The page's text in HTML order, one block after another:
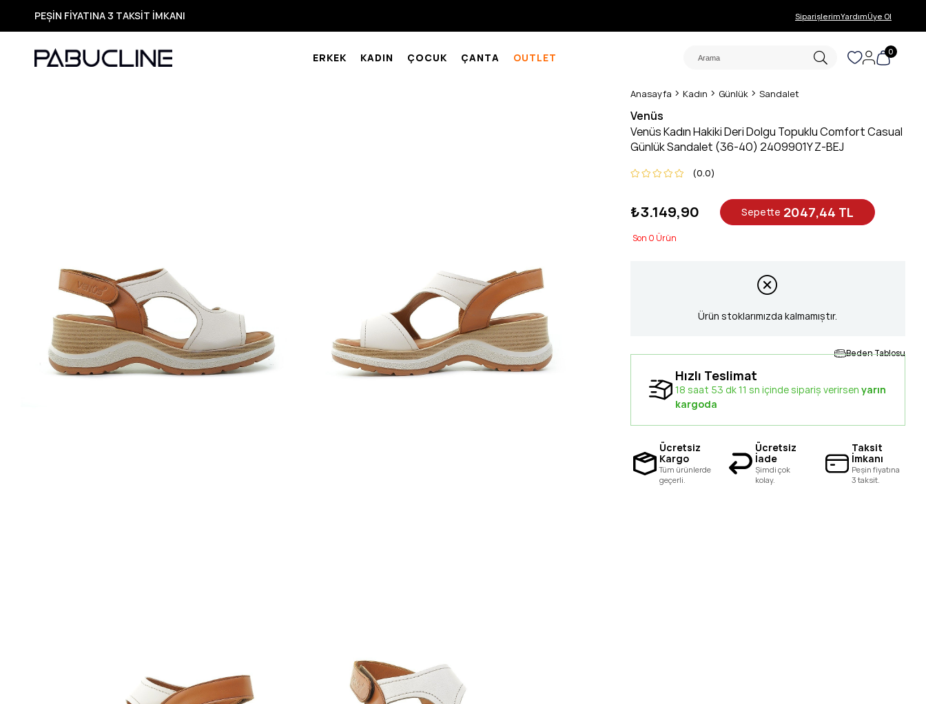
TÜM ÜRÜNLERDE ÜCRETSİZ KARGO
Yeni Sezon Ürünlerde Özel Fırsatlar
Seçili Ürünlerde Hızlı Teslimat
SiparişlerimYardımÜye Ol
ERKEK KADIN ÇOCUK ÇANTA OUTLET 0
Anasayfa Kadın Günlük Sandalet
Venüs
Venüs Kadın Hakiki Deri Dolgu Topuklu Comfort Casual
Günlük Sandalet (36-40) 2409901Y Z-BEJ
0.0
₺3.149,90 Sepette 2047,44 TL
0
Ürün stoklarımızda kalmamıştır.
Beden Tablosu
Hızlı Teslimat
18 saat 53 dk 10 sn içinde sipariş verirsenyarın
kargoda
Ücretsiz
Kargo
Tüm ürünlerde
geçerli.
Ücretsiz
İade
Şimdi çok
kolay.
Taksit
İmkanı
Peşin fiyatına
3 taksit.